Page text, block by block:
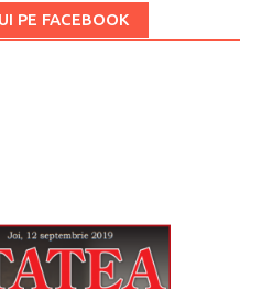
PE FACEBOOK